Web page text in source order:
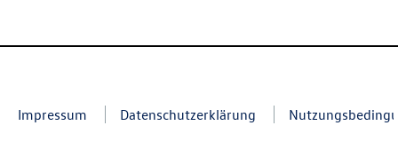
Impressum Datenschutzerklärung